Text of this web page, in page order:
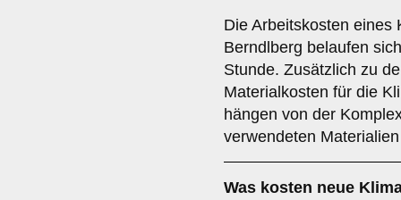
Die Arbeitskosten eines
Berndlberg belaufen
Stunde. Zusätzlich zu
Materialkosten für die
hängen von der
verwendeten
Was kosten neue